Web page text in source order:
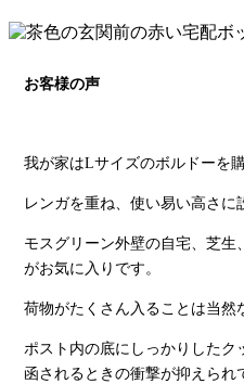
お客様の声
我が家はLサイズのボルドーを購
レンガを重ね、使い易い高さに
モスグリーン外壁の自宅、芝
がお気に入りです。
荷物がたくさん入ることは当然
ポスト内の底にしっかりした
函されるときの衝撃が抑えられ